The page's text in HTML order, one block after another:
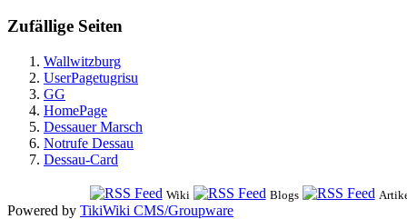
Zufällige Seiten
Wallwitzburg
UserPagetugrisu
GG
HomePage
Dessauer Marsch
Notrufe Dessau
Dessau-Card
Wiki Blogs
Powered by TikiWiki CMS/Groupware